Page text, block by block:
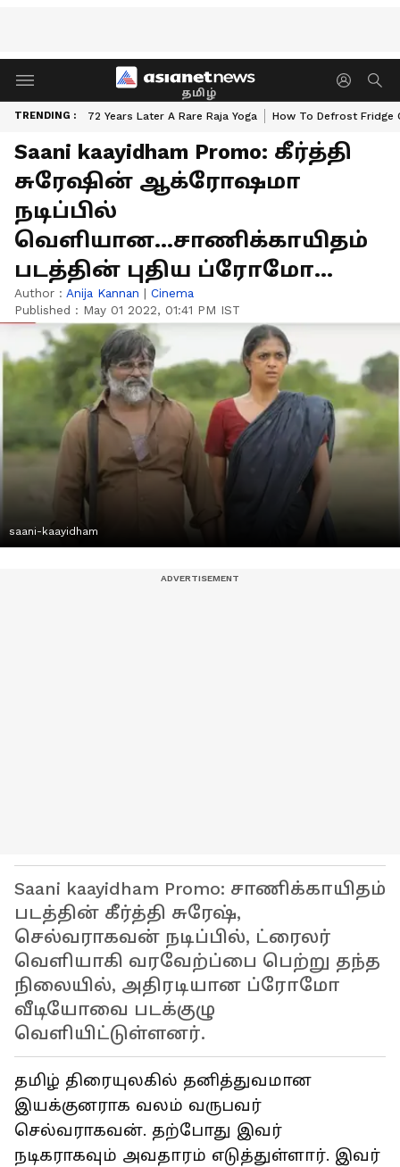
தமிழ்
TRENDING : 72 Years Later A Rare Raja Yoga How To Defrost Fridge
Saani kaayidham Promo: கீர்த்தி
சுரேஷின் ஆக்ரோஷமா
நடிப்பில்
வெளியான...சாணிக்காயிதம்
படத்தின் புதிய ப்ரோமோ...
Author : Anija Kannan | Cinema
Published : May 01 2022, 01:41 PM IST
saani-kaayidham
Saani kaayidham Promo: சாணிக்காயிதம்
படத்தின் கீர்த்தி சுரேஷ்,
செல்வராகவன் நடிப்பில், ட்ரைலர்
வெளியாகி வரவேற்ப்பை பெற்று தந்த
நிலையில், அதிரடியான ப்ரோமோ
வீடியோவை படக்குழு
வெளியிட்டுள்ளனர்.
தமிழ் திரையுலகில் தனித்துவமான
இயக்குனராக வலம் வருபவர்
செல்வராகவன். தற்போது இவர்
நடிகராகவும் அவதாரம் எடுத்துள்ளார். இவர்